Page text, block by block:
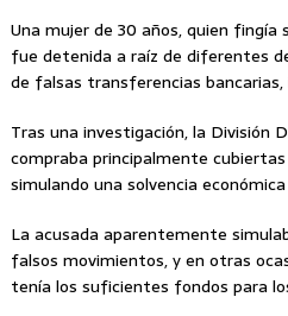
Una mujer de 30 años, quien fingía
fue detenida a raíz de diferentes
de falsas transferencias
Tras una investigación, la División
compraba principalmente
simulando una solvencia
La acusada aparentemente
falsos movimientos, y en otras
tenía los suficientes fondos para